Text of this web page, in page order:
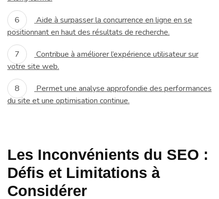
Aide à surpasser la concurrence en ligne en se
positionnant en haut des résultats de recherche.
Contribue à améliorer l’expérience utilisateur sur
votre site web.
Permet une analyse approfondie des performances
du site et une optimisation continue.
Les Inconvénients du SEO :
Défis et Limitations à
Considérer